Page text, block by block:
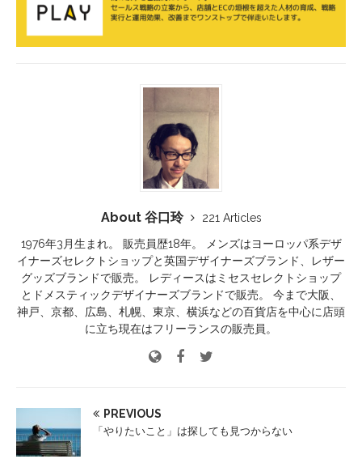
About 谷口玲
221 Articles
1976年3月生まれ。 販売員歴18年。 メンズはヨーロッパ系デザ
イナーズセレクトショップと英国デザイナーズブランド、レザー
グッズブランドで販売。 レディースはミセスセレクトショップ
とドメスティックデザイナーズブランドで販売。 今まで大阪、
神戸、京都、広島、札幌、東京、横浜などの百貨店を中心に店頭
に立ち現在はフリーランスの販売員。
PREVIOUS
「やりたいこと」は探しても見つからない